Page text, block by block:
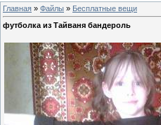
Главная » Файлы » Бесплатные вещи
футболка из Тайваня бандероль